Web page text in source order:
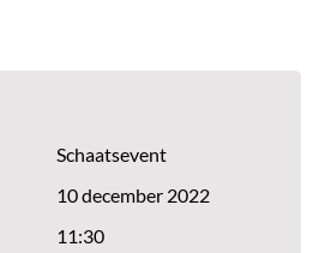
Schaatsevent
10 december 2022
11:30